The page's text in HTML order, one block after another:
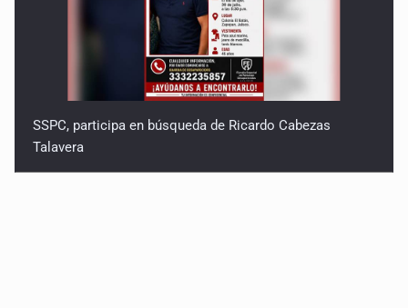
SSPC, participa en búsqueda de Ricardo Cabezas
Talavera